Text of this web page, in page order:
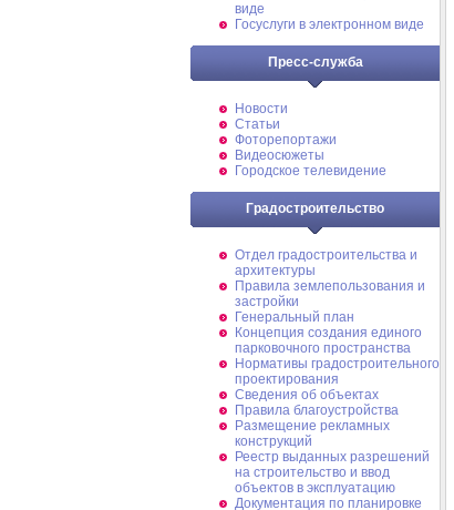
виде
Госуслуги в электронном виде
Пресс-служба
Новости
Статьи
Фоторепортажи
Видеосюжеты
Городское телевидение
Градостроительство
Отдел градостроительства и
архитектуры
Правила землепользования и
застройки
Генеральный план
Концепция создания единого
парковочного пространства
Нормативы градостроительного
проектирования
Сведения об объектах
Правила благоустройства
Размещение рекламных
конструкций
Реестр выданных разрешений
на строительство и ввод
объектов в эксплуатацию
Документация по планировке